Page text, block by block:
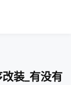
装_有没有